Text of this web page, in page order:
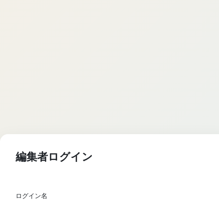
編集者ログイン
ログイン名